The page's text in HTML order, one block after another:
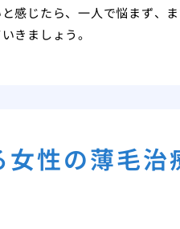
感じたら、一人で悩まず、
きましょう。
女性の薄毛